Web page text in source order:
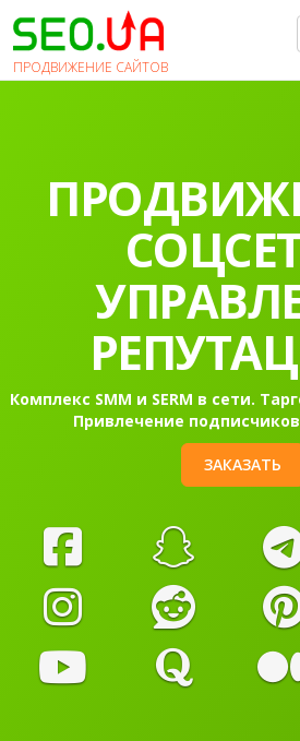
ПРОДВИЖЕНИЕ САЙТОВ
Комплекс SMM и SERM в сети.
Привлечение
ЗАКАЗАТЬ